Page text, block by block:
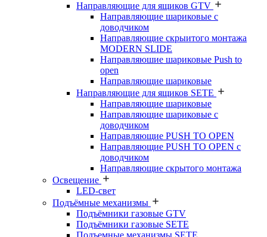
Направляющие для ящиков GTV
Направляющие шариковые с
доводчиком
Направляющие скрыитого монтажа
MODERN SLIDE
Направляюшие шариковые Push to
open
Направляющие шариковые
Направляющие для ящиков SETE
Направляющие шариковые
Направляющие шариковые с
доводчиком
Направляющие PUSH TO OPEN
Направляющие PUSH TO OPEN с
доводчиком
Направляющие скрытого монтажа
Освещение
LED-свет
Подъёмные механизмы
Подъёмники газовые GTV
Подъёмники газовые SETE
Подъемные механизмы SETE